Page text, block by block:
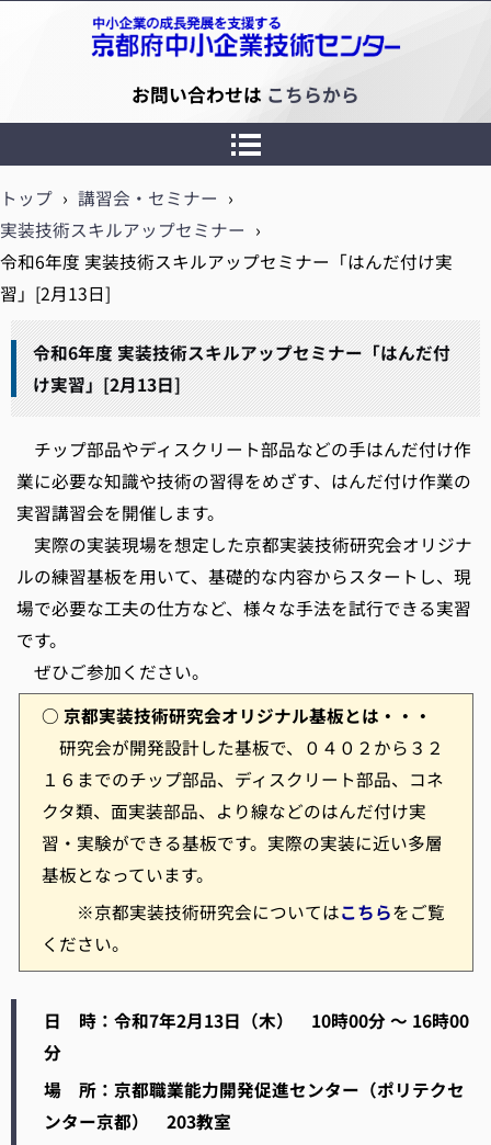
京都府中小企業技術センター
お問い合わせは こちらから
トップ › 講習会・セミナー ›
実装技術スキルアップセミナー ›
令和6年度 実装技術スキルアップセミナー「はんだ付け実
習」[2月13日]
令和6年度 実装技術スキルアップセミナー「はんだ付
け実習」[2月13日]
チップ部品やディスクリート部品などの手はんだ付け作
業に必要な知識や技術の習得をめざす、はんだ付け作業の
実習講習会を開催します。
実際の実装現場を想定した京都実装技術研究会オリジナ
ルの練習基板を用いて、基礎的な内容からスタートし、現
場で必要な工夫の仕方など、様々な手法を試行できる実習
です。
ぜひご参加ください。
○ 京都実装技術研究会オリジナル基板とは・・・
研究会が開発設計した基板で、０４０２から３２
１６までのチップ部品、ディスクリート部品、コネ
クタ類、面実装部品、より線などのはんだ付け実
習・実験ができる基板です。実際の実装に近い多層
基板となっています。
※京都実装技術研究会についてはこちらをご覧
ください。
日 時：令和7年2月13日（木） 10時00分 ～ 16時00
分
場 所：京都職業能力開発促進センター（ポリテクセ
ンター京都） 203教室